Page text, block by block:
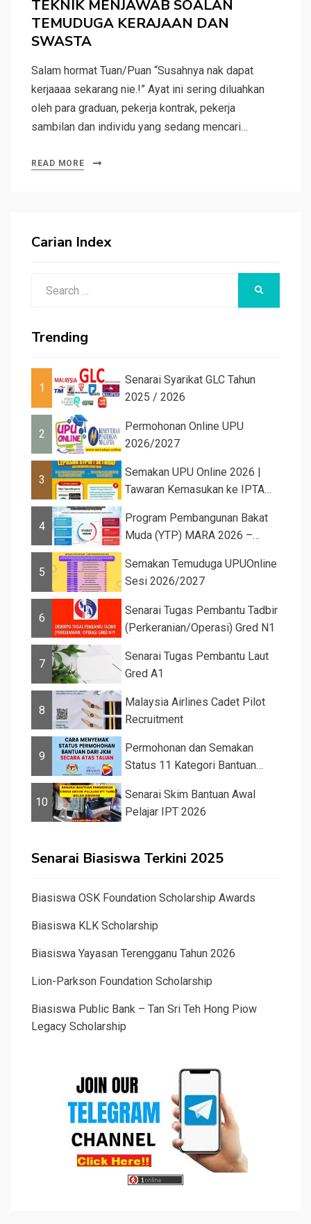
TEKNIK MENJAWAB SOALAN
TEMUDUGA KERAJAAN DAN
SWASTA
Salam hormat Tuan/Puan “Susahnya nak dapat
kerjaaaa sekarang nie.!” Ayat ini sering diluahkan
oleh para graduan, pekerja kontrak, pekerja
sambilan dan individu yang sedang mencari…
READ MORE
Carian Index
Trending
1
Senarai Syarikat GLC Tahun
2025 / 2026
2
Permohonan Online UPU
2026/2027
3
Semakan UPU Online 2026 |
Tawaran Kemasukan ke IPTA
4
Program Pembangunan Bakat
Muda (YTP) MARA 2026 –
5
Semakan Temuduga UPUOnline
Sesi 2026/2027
6
Senarai Tugas Pembantu Tadbir
(Perkeranian/Operasi) Gred N1
7
Senarai Tugas Pembantu Laut
Gred A1
8
Malaysia Airlines Cadet Pilot
Recruitment
9
Permohonan dan Semakan
Status 11 Kategori Bantuan
10
Senarai Skim Bantuan Awal
Pelajar IPT 2026
Senarai Biasiswa Terkini 2025
Biasiswa OSK Foundation Scholarship Awards
Biasiswa KLK Scholarship
Biasiswa Yayasan Terengganu Tahun 2026
Lion-Parkson Foundation Scholarship
Biasiswa Public Bank – Tan Sri Teh Hong Piow
Legacy Scholarship